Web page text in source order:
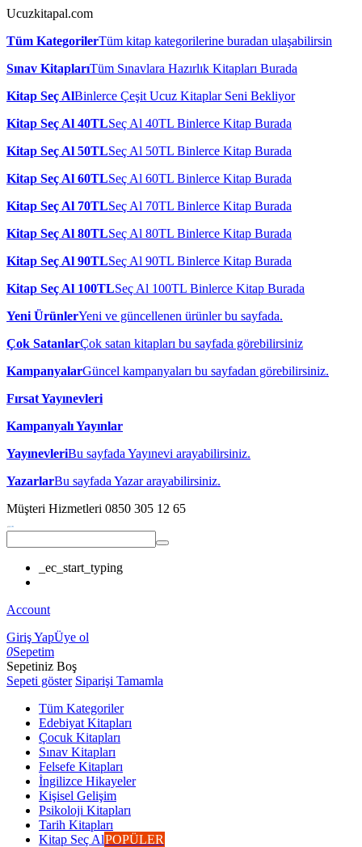
Ucuzkitapal.com
Tüm KategorilerTüm kitap kategorilerine buradan ulaşabilirsin
Sınav KitaplarıTüm Sınavlara Hazırlık Kitapları Burada
Kitap Seç AlBinlerce Çeşit Ucuz Kitaplar Seni Bekliyor
Kitap Seç Al 40TLSeç Al 40TL Binlerce Kitap Burada
Kitap Seç Al 50TLSeç Al 50TL Binlerce Kitap Burada
Kitap Seç Al 60TLSeç Al 60TL Binlerce Kitap Burada
Kitap Seç Al 70TLSeç Al 70TL Binlerce Kitap Burada
Kitap Seç Al 80TLSeç Al 80TL Binlerce Kitap Burada
Kitap Seç Al 90TLSeç Al 90TL Binlerce Kitap Burada
Kitap Seç Al 100TLSeç Al 100TL Binlerce Kitap Burada
Yeni ÜrünlerYeni ve güncellenen ürünler bu sayfada.
Çok SatanlarÇok satan kitapları bu sayfada görebilirsiniz
KampanyalarGüncel kampanyaları bu sayfadan görebilirsiniz.
Fırsat Yayınevleri
Kampanyalı Yayınlar
YayınevleriBu sayfada Yayınevi arayabilirsiniz.
YazarlarBu sayfada Yazar arayabilirsiniz.
Müşteri Hizmetleri 0850 305 12 65
_ec_start_typing
Account
Giriş YapÜye ol
0Sepetim
Sepetiniz Boş
Sepeti göster Siparişi Tamamla
Tüm Kategoriler
Edebiyat Kitapları
Çocuk Kitapları
Sınav Kitapları
Felsefe Kitapları
İngilizce Hikayeler
Kişisel Gelişim
Psikoloji Kitapları
Tarih Kitapları
Kitap Seç AlPOPÜLER